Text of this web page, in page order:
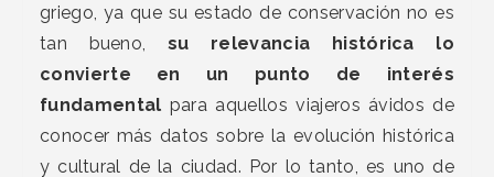
griego, ya que su estado de conservación no es
tan bueno, su relevancia histórica lo
convierte en un punto de interés
fundamental para aquellos viajeros ávidos de
conocer más datos sobre la evolución histórica
y cultural de la ciudad. Por lo tanto, es uno de